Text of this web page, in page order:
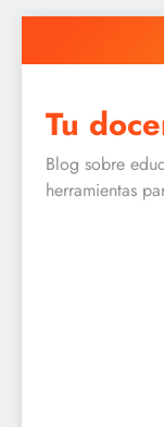
Tu
Blog sobre
herramientas